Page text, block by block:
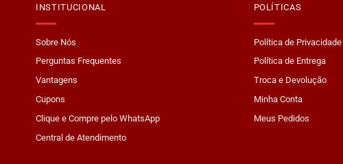
INSTITUCIONAL
Sobre Nós
Perguntas Frequentes
Vantagens
Cupons
Clique e Compre pelo WhatsApp
Central de Atendimento
POLÍTICAS
Política de Privacidade
Política de Entrega
Troca e Devolução
Minha Conta
Meus Pedidos